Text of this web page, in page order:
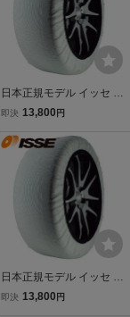
日本正規モデル イッセ ス
ノーソックス 布製タイヤ
70 195/75R17 17インチ
即決 13,800 円
日本正規モデル イッセ ス
ノーソックス 布製タイヤ
即決 13,800 円